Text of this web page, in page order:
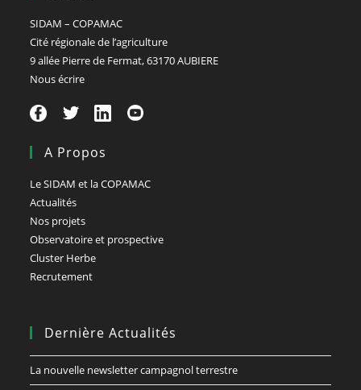
SIDAM – COPAMAC
Cité régionale de l’agriculture
9 allée Pierre de Fermat, 63170 AUBIERE
Nous écrire
A Propos
Le SIDAM et la COPAMAC
Actualités
Nos projets
Observatoire et prospective
Cluster Herbe
Recrutement
Dernière Actualités
La nouvelle newsletter campagnol terrestre